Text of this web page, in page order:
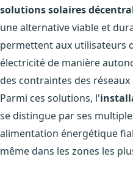
solutions solaires
une alternative viable et
permettent aux utilisateurs
électricité de manière
des contraintes des
Parmi ces solutions, l'
se distingue par ses
alimentation énergétique
même dans les zones les